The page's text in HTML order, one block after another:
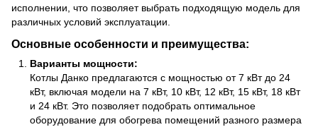
исполнении, что позволяет выбрать подходящую модель для
различных условий эксплуатации.
Основные особенности и преимущества:
Варианты мощности:
Котлы Данко предлагаются с мощностью от 7 кВт до 24
кВт, включая модели на 7 кВт, 10 кВт, 12 кВт, 15 кВт, 18 кВт
и 24 кВт. Это позволяет подобрать оптимальное
оборудование для обогрева помещений разного размера